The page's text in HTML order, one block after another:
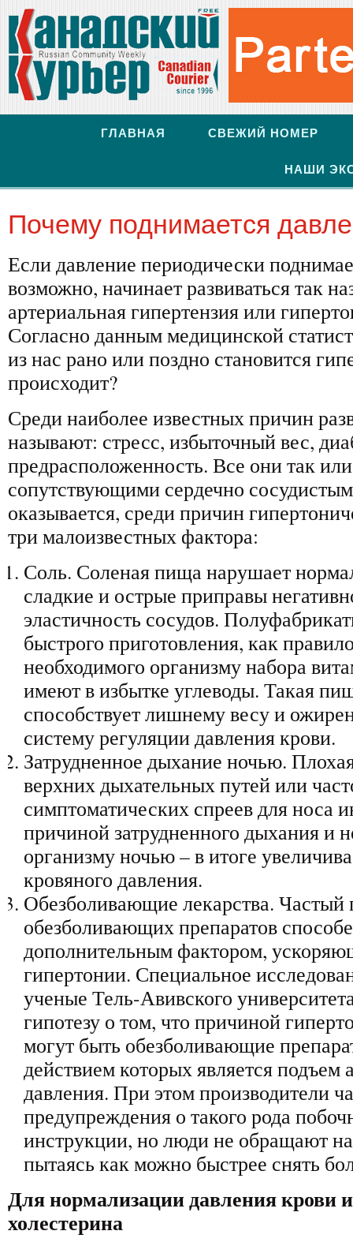
ГЛАВНАЯ СВЕЖИЙ НОМЕР
НАШИ
Почему поднимается
Если давление периодически
возможно, начинает развиваться так
артериальная гипертензия или
Согласно данным медицинской
из нас рано или поздно становится
происходит?
Среди наиболее известных причин
называют: стресс, избыточный вес,
предрасположенность. Все они так
сопутствующими сердечно
оказывается, среди причин
три малоизвестных фактора:
Соль. Соленая пища нарушает
сладкие и острые приправы
эластичность сосудов.
быстрого приготовления, как
необходимого организму набора
имеют в избытке углеводы. Такая
способствует лишнему весу и
систему регуляции давления крови.
Затрудненное дыхание ночью.
верхних дыхательных путей или
симптоматических спреев для носа
причиной затрудненного дыхания и
организму ночью – в итоге
кровяного давления.
Обезболивающие лекарства. Частый
обезболивающих препаратов
дополнительным фактором,
гипертонии. Специальное
ученые Тель-Авивского
гипотезу о том, что причиной
могут быть обезболивающие
действием которых является подъем
давления. При этом производители
предупреждения о такого рода
инструкции, но люди не обращают
пытаясь как можно быстрее снять
Для нормализации давления крови
холестерина